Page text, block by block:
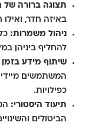
תצוגה ברורה של
באיזה חדר, ואילו
ניהול משמרות:
להחליף ביניהן
שיתוף מידע
המשתמשים
כפילויות.
תיעוד היסטורי:
הביטולים